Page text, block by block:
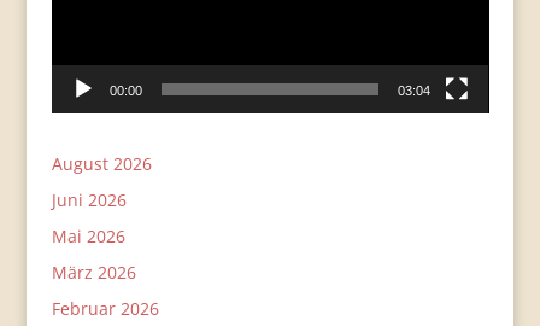
00:00 03:04
August 2026
Juni 2026
Mai 2026
März 2026
Februar 2026